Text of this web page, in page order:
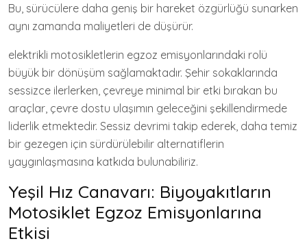
Bu, sürücülere daha geniş bir hareket özgürlüğü sunarken
aynı zamanda maliyetleri de düşürür.
elektrikli motosikletlerin egzoz emisyonlarındaki rolü
büyük bir dönüşüm sağlamaktadır. Şehir sokaklarında
sessizce ilerlerken, çevreye minimal bir etki bırakan bu
araçlar, çevre dostu ulaşımın geleceğini şekillendirmede
liderlik etmektedir. Sessiz devrimi takip ederek, daha temiz
bir gezegen için sürdürülebilir alternatiflerin
yaygınlaşmasına katkıda bulunabiliriz.
Yeşil Hız Canavarı: Biyoyakıtların
Motosiklet Egzoz Emisyonlarına
Etkisi